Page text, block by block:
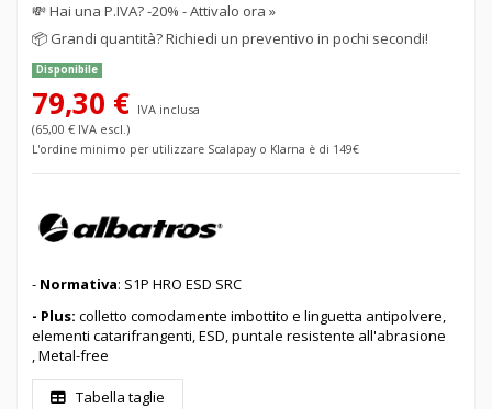
💸Hai una P.IVA? -20% - Attivalo ora »
📦 Grandi quantità? Richiedi un preventivo in pochi secondi!
Disponibile
79,30 € IVA inclusa
(65,00 € IVA escl.)
L'ordine minimo per utilizzare Scalapay o Klarna è di 149€
- Normativa: S1P HRO ESD SRC
- Plus: colletto comodamente imbottito e linguetta antipolvere,
elementi catarifrangenti, ESD, puntale resistente all'abrasione
, Metal-free
Tabella taglie